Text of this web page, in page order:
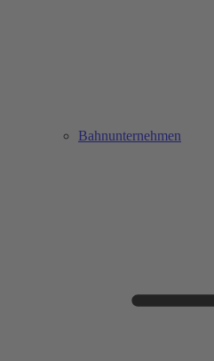
Bahnunternehmen